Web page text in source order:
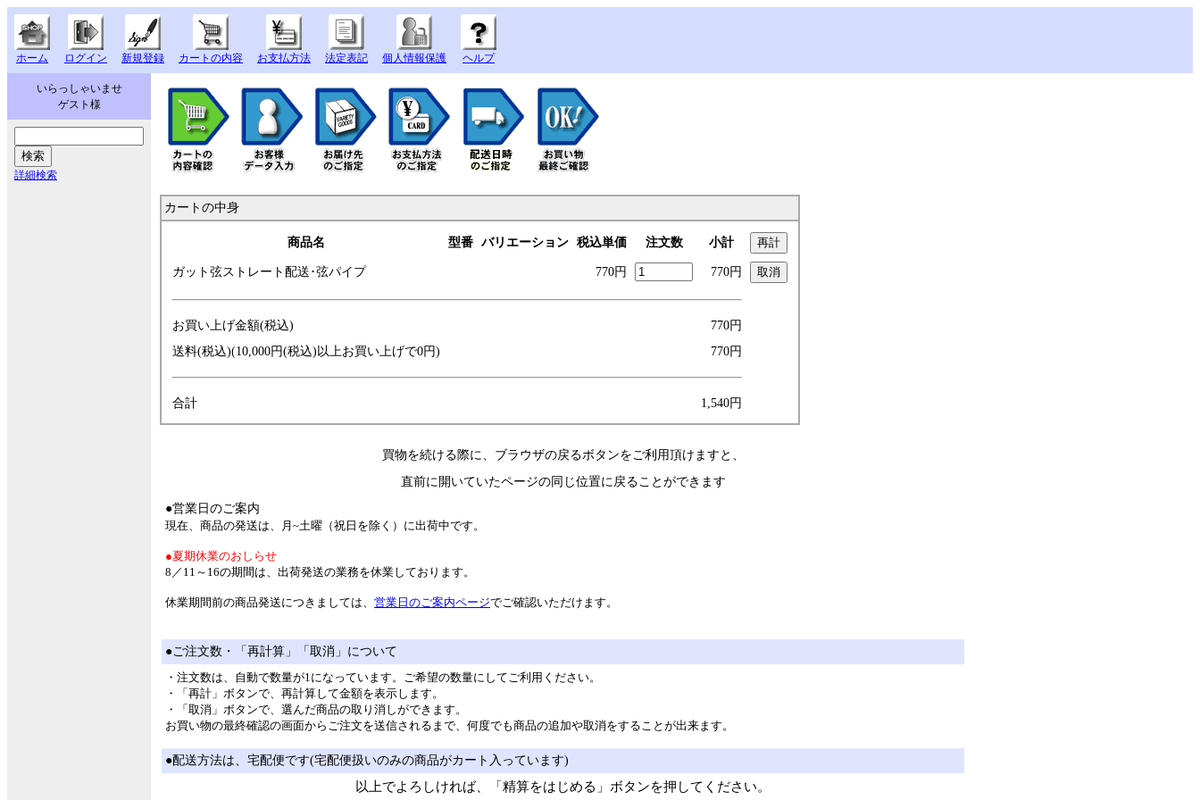
ホーム ログイン 新規登録 カートの内容 お支払方法 法定表記 個人情報保護 ヘルプ
いらっしゃいませ
ゲスト様
詳細検索
カートの中身
商品名 型番 バリエーション 税込単価 注文数 小計
ガット弦ストレー ト配送･弦パイプ 770円 770円
お買い上げ金額(税込)
770円
送料(税込)(10,000円(税込)以上お買い上げで0円)
770円
合計 1,540円
買物を続ける際に、ブラウザの戻るボタンをご利用頂けますと、
直前に開いていたページの同じ位置に戻ることができます
●営業日のご案内
現在、商品の発送は、月~土曜（祝日を除く）に出荷中です。
●夏期休業のおしらせ
8／11～16の期間は、出荷発送の業務を休業しております。
休業期間前の商品発送につきましては、 営業日のご案内ページでご確認いただけます。
●ご注文数・「再計算」「取消」について
・注文数は、自動で数量が1になっています。ご希望の数量にしてご利用ください。
・「再計」ボタンで、再計算して金額を表示します。
・「取消」ボタンで、選んだ商品の取り消しができます。
お買い物の最終確認の画面からご注文を送信されるまで、何度でも商品の追加や取消をすることが出来ます。
●配送方法は、宅配便です(宅配便扱いのみの商品がカート入っています)
以上でよろしければ、「精算をはじめる」ボタンを押してください。